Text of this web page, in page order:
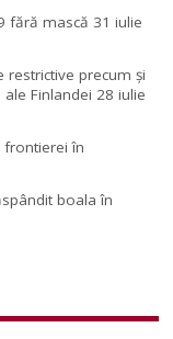
fără mască 31 iulie
restrictive precum și
Finlandei 28 iulie
frontierei în
boala în